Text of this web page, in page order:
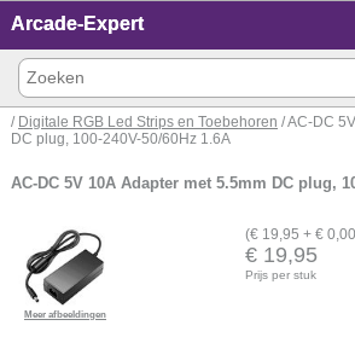
Arcade-Expert
/ Digitale RGB Led Strips en Toebehoren / AC-DC
DC plug, 100-240V-50/60Hz 1.6A
AC-DC 5V 10A Adapter met 5.5mm DC plug,
Meer afbeeldingen
(€ 19,95 + €
€ 19,95
Prijs per stuk